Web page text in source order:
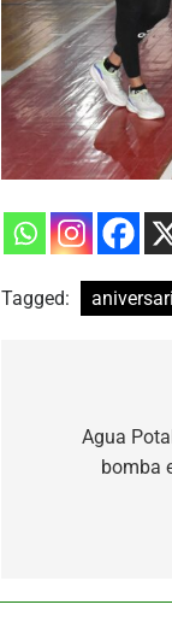
Tagged:
Agua
bomba